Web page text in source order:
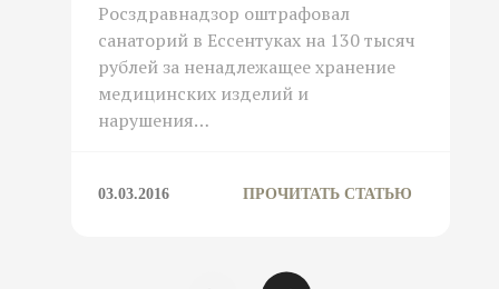
Росздравнадзор оштрафовал
санаторий в Ессентуках на 130 тысяч
рублей за ненадлежащее хранение
медицинских изделий и
нарушения…
03.03.2016 ПРОЧИТАТЬ СТАТЬЮ